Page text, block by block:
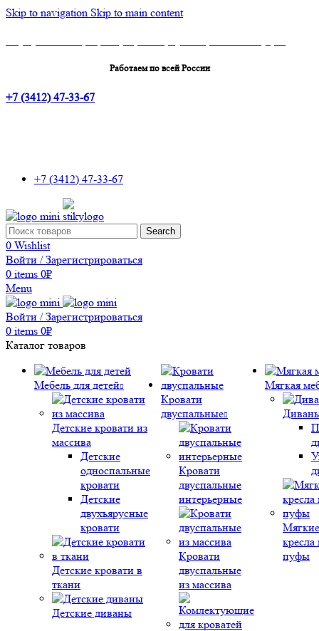
Skip to navigation Skip to main content
Работаем по всей России
+7 (3412) 47-33-67
+7 (3412) 47-33-67
Search
0 Wishlist
Войти / Зарегистрироваться
0 items 0₽
Menu
Войти / Зарегистрироваться
0 items 0₽
Каталог товаров
Мебель для детей
Детские кровати из
массива
Детские
односпальные
кровати
Детские
двухъярусные
кровати
Детские кровати в
ткани
Детские диваны
Кровати
двуспальные
Кровати
двуспальные
интерьерные
Кровати
двуспальные
из массива
Мягкая
Мягкие
кресла
пуфы